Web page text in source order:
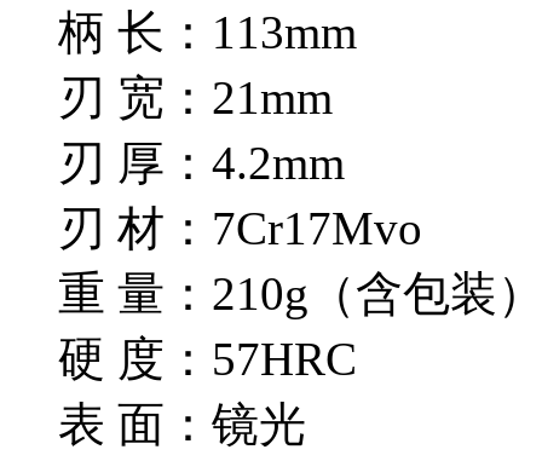
柄 长：113mm
刃 宽：21mm
刃 厚：4.2mm
刃 材：7Cr17Mvo
重 量：210g（含包装
硬 度：57HRC
表 面：镜光